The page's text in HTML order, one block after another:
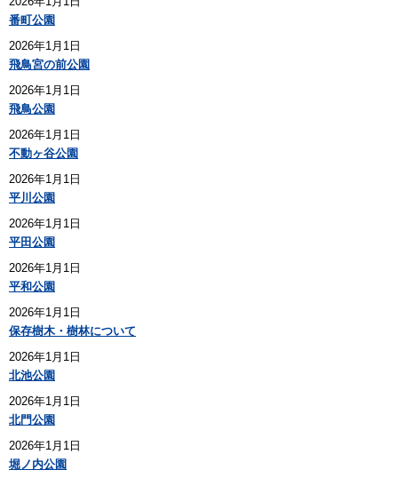
番町公園
2026年1月1日
飛鳥宮の前公園
2026年1月1日
飛鳥公園
2026年1月1日
不動ヶ谷公園
2026年1月1日
平川公園
2026年1月1日
平田公園
2026年1月1日
平和公園
2026年1月1日
保存樹木・樹林について
2026年1月1日
北池公園
2026年1月1日
北門公園
2026年1月1日
堀ノ内公園